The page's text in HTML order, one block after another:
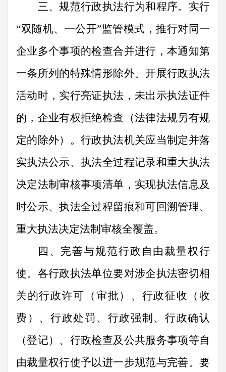
三、规范行政执法行为和程序。 实行
“双随机、一公开”监管模式，推行对同一
企业多个事项的检查合并进行，本通知第
一条所列的特殊情形除外。开展行政执法
活动时，实行亮证执法，未出示执法证件
的，企业有权拒绝检查（法律法规另有规
定的除外）。行政执法机关应当制定并落
实执法公示、执法全过程记录和重大执法
决定法制审核事项清单，实现执法信息及
时公示、执法全过程留痕和可回溯管理、
重大执法决定法制审核全覆盖。
四、完善与规范行政自由裁量权行
使。 各行政执法单位要对涉企执法密切相
关的行政许可（审批）、行政征收（收
费）、行政处罚、行政强制、行政确认
（登记）、行政检查及公共服务事项等自
由裁量权行使予以进一步规范与完善。要